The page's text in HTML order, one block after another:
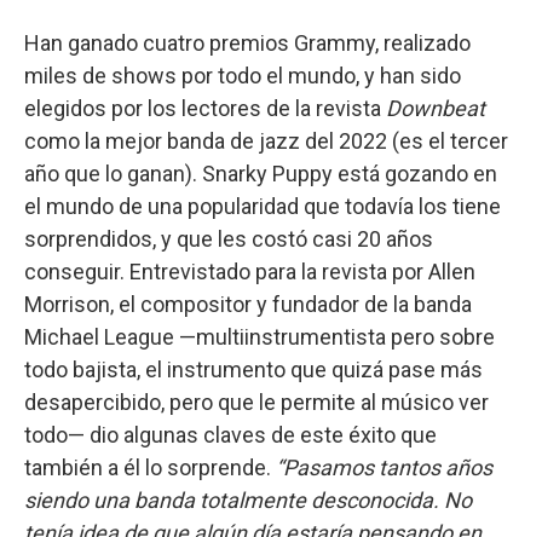
Han ganado cuatro premios Grammy, realizado
miles de shows por todo el mundo, y han sido
elegidos por los lectores de la revista Downbeat
como la mejor banda de jazz del 2022 (es el tercer
año que lo ganan). Snarky Puppy está gozando en
el mundo de una popularidad que todavía los tiene
sorprendidos, y que les costó casi 20 años
conseguir. Entrevistado para la revista por Allen
Morrison, el compositor y fundador de la banda
Michael League —multiinstrumentista pero sobre
todo bajista, el instrumento que quizá pase más
desapercibido, pero que le permite al músico ver
todo— dio algunas claves de este éxito que
también a él lo sorprende. “Pasamos tantos años
siendo una banda totalmente desconocida. No